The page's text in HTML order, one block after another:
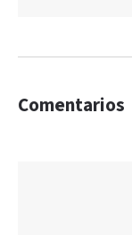
Comentarios